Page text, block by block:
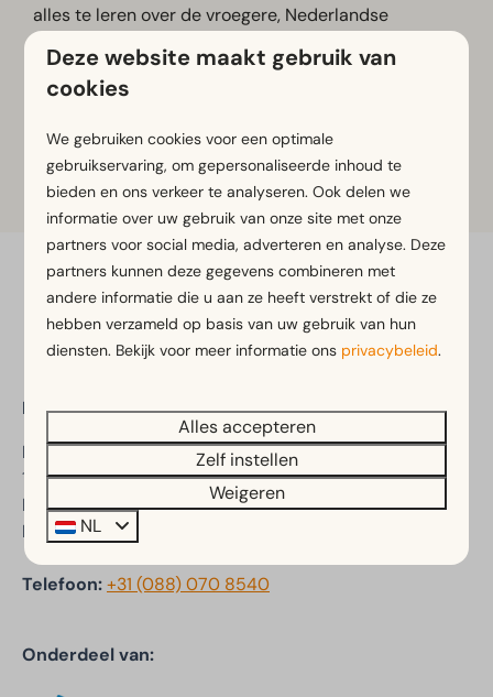
alles te leren over de vroegere, Nederlandse
zeehelden en klimmen bezoekers aan boord van
unieke schepen. Kortom, op het grote terrein is
genoeg te verkennen en te beleven!
Meer informatie
Veilig betalen
EuroParcs Woudhoeve
Driehuizerweg 8
1934 PR Egmond aan den Hoef
Noord-Holland
Nederland
Telefoon:+31 (088) 070 8540
Onderdeel van:
Deze website maakt gebruik van
cookies
We gebruiken cookies voor een optimale
gebruikservaring, om gepersonaliseerde inhoud te
bieden en ons verkeer te analyseren. Ook delen we
informatie over uw gebruik van onze site met onze
partners voor social media, adverteren en analyse. Deze
partners kunnen deze gegevens combineren met
andere informatie die u aan ze heeft verstrekt of die ze
hebben verzameld op basis van uw gebruik van hun
diensten. Bekijk voor meer informatie ons privacybeleid.
Alles accepteren
Zelf instellen
Weigeren
NL